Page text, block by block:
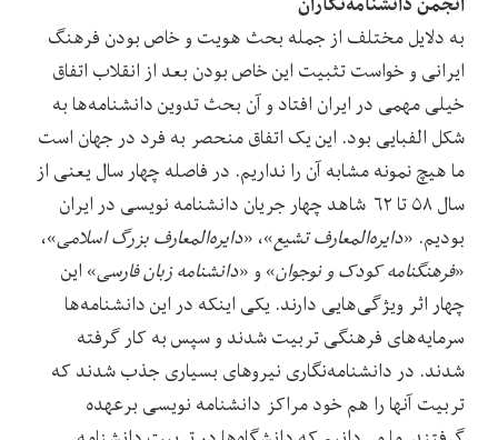
به دلایل مختلف از جمله بحث هویت و خاص بودن فرهنگ
ایرانی و خواست تثبیت این خاص بودن بعد از انقلاب اتفاق
خیلی مهمی در ایران افتاد و آن بحث تدوین دانشنامه‌ها به
شکل الفبایی بود. این یک اتفاق منحصر به فرد در جهان است
ما هیچ نمونه مشابه آن را نداریم. در فاصله چهار سال یعنی از
سال ۵۸ تا ۶۲ شاهد چهار جریان دانشنامه نویسی در ایران
بودیم. «دایره‌المعارف تشیع»، «دایره‌المعارف بزرگ اسلامی»،
«فرهنگنامه کودک و نوجوان» و «دانشنامه زبان فارسی» این
چهار اثر ویژگی‌هایی دارند. یکی اینکه در این دانشنامه‌ها
سرمایه‌های فرهنگی تربیت شدند و سپس به کار گرفته
شدند. در دانشنامه‌نگاری نیروهای بسیاری جذب شدند که
تربیت آنها را هم خود مراکز دانشنامه نویسی برعهده